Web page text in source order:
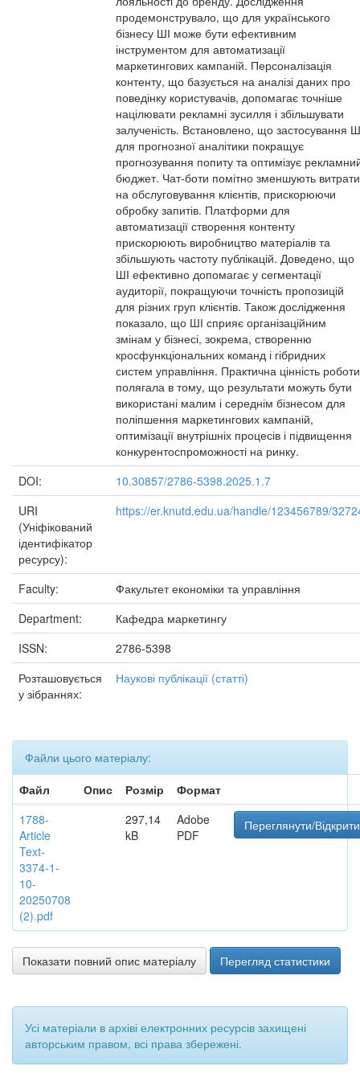
продемонструвало, що для українського
бізнесу ШІ може бути ефективним
інструментом для автоматизації
маркетингових кампаній. Персоналізація
контенту, що базується на аналізі даних про
поведінку користувачів, допомагає точніше
націлювати рекламні зусилля і збільшувати
залученість. Встановлено, що застосування
для прогнозної аналітики покращує
прогнозування попиту та оптимізує
бюджет. Чат-боти помітно зменшують витрати
на обслуговування клієнтів, прискорюючи
обробку запитів. Платформи для
автоматизації створення контенту
прискорюють виробництво матеріалів та
збільшують частоту публікацій. Доведено, що
ШІ ефективно допомагає у сегментації
аудиторії, покращуючи точність пропозицій
для різних груп клієнтів. Також дослідження
показало, що ШІ сприяє організаційним
змінам у бізнесі, зокрема, створенню
кросфункціональних команд і гібридних
систем управління. Практична цінність роботи
полягала в тому, що результати можуть бути
використані малим і середнім бізнесом для
поліпшення маркетингових кампаній,
оптимізації внутрішніх процесів і підвищення
конкурентоспроможності на ринку.
DOI:
10.30857/2786-5398.2025.1.7
URI
(Уніфікований
ідентифікатор
ресурсу):
https://er.knutd.edu.ua/handle/123456789/
Faculty:
Факультет економіки та управління
Department:
Кафедра маркетингу
ISSN:
2786-5398
Розташовується
у зібраннях:
Наукові публікації (статті)
Файли цього матеріалу:
Файл
Опис Розмір
Формат
1788-
Article
Text-
3374-1-
10-
20250708
(2).pdf
297,14
kB
Adobe
PDF
Переглянути/Відкрити
Показати повний опис матеріалу Перегляд статистики
Усі матеріали в архіві електронних ресурсів захищені
авторським правом, всі права збережені.